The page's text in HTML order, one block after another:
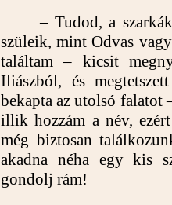
– Tudod, a
szüleik, mint Odvas
találtam – kicsit
Iliászból, és
bekapta az utolsó falatot
illik hozzám a név,
még biztosan
akadna néha egy kis
gondolj rám!